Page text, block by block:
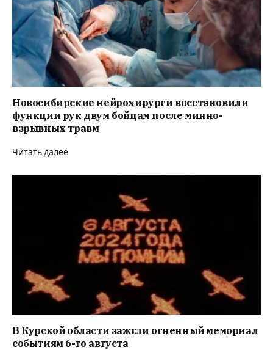
Новосибирские нейрохирурги восстановили
функции рук двум бойцам после минно-
взрывных травм
Читать далее
В Курской области зажгли огненный мемориал
событиям 6-го августа